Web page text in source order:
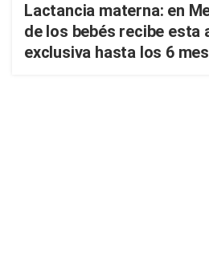
Lactancia materna: en
de los bebés recibe esta
exclusiva hasta los 6